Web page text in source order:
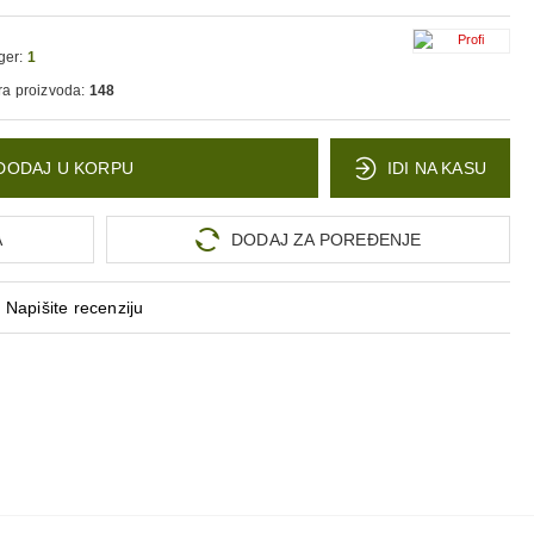
Napišite recenziju
1
proizvoda: 148
U KORPU IDI NA KASU
DODAJ ZA POREĐENJE